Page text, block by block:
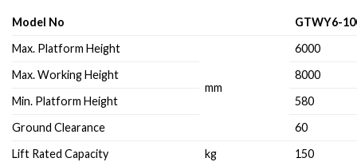
Model No
GTWY6-
Max. Platform Height
mm
6000
Max. Working Height
8000
Min. Platform Height
580
Ground Clearance
60
Lift Rated Capacity
kg
150